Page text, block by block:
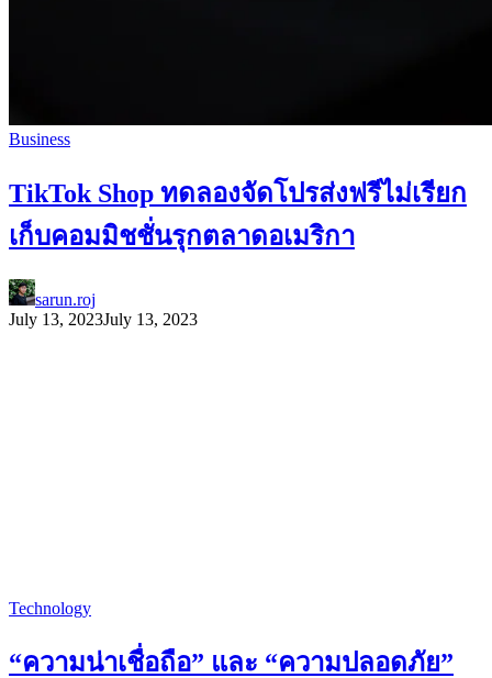
Business
TikTok Shop ทดลองจัดโปรส่งฟรีไม่เรียก
เก็บคอมมิชชั่นรุกตลาดอเมริกา
sarun.roj
July 13, 2023July 13, 2023
Technology
“ความน่าเชื่อถือ” และ “ความปลอดภัย”